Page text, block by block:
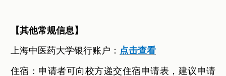
【其他常规信息】
上海中医药大学银行账户： 点击查看
住宿：申请者可向校方递交住宿申请表，建议申请